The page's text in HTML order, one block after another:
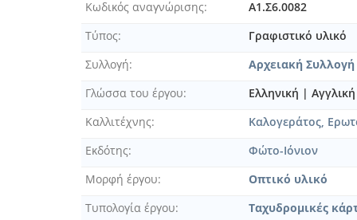
[Κάρτ Ποστάλ] Ταχυδρομική
[Κάρτ Ποστάλ] Ταχυδρομική
[Κάρτ Ποστάλ] Ταχυδρομική
[Κάρτ Ποστάλ] Ταχυδρομική
[Κάρτ Ποστάλ] Ταχυδρομική
[Κάρτ Ποστάλ] Ταχυδρομική
[Κάρτ Ποστάλ] Ταχυδρομική
Κωδικός αναγνώρισης
Α1.Σ6.0082
Τύπος
Γραφιστικό υλικό
Συλλογή
Αρχειακή
Γλώσσα του έργου
Ελληνική | Αγγλική
Καλλιτέχνης
Καλογεράτος,
Εκδότης
Φώτο-Ιόνιον
Μορφή έργου
Οπτικό υλικό
Τυπολογία έργου
Ταχυδρομικές